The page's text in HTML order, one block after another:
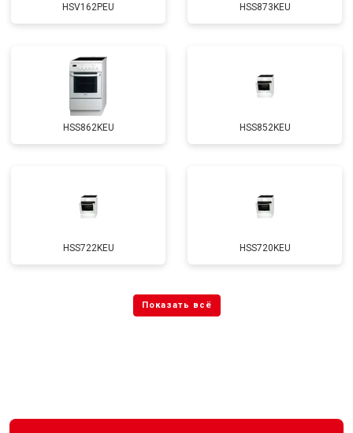
HSV162PEU HSS873KEU
HSS862KEU HSS852KEU
HSS722KEU HSS720KEU